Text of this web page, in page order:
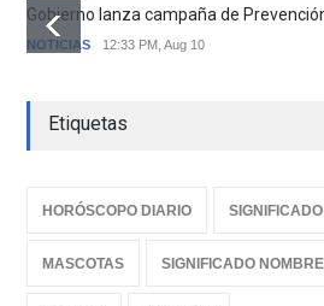
Gobierno lanza campaña de
NOTICIAS 12:33 PM, Aug 10
Etiquetas
HORÓSCOPO DIARIO SIGNIFICADO
MASCOTAS SIGNIFICADO